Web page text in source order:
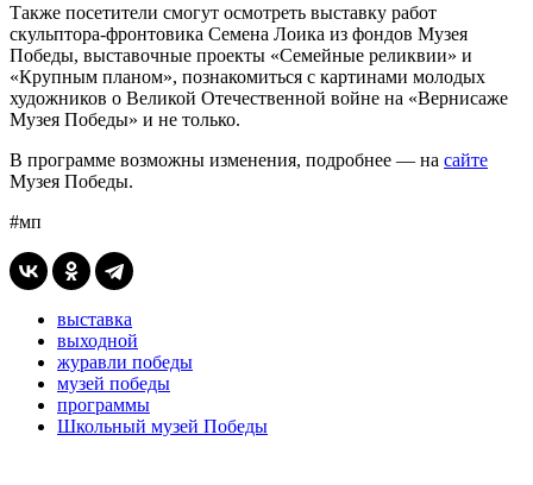
Также посетители смогут осмотреть выставку работ
скульптора-фронтовика Семена Лоика из фондов Музея
Победы, выставочные проекты «Семейные реликвии» и
«Крупным планом», познакомиться с картинами молодых
художников о Великой Отечественной войне на «Вернисаже
Музея Победы» и не только.
В программе возможны изменения, подробнее — на сайте
Музея Победы.
#мп
выставка
выходной
журавли победы
музей победы
программы
Школьный музей Победы